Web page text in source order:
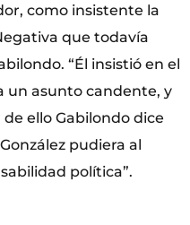
como insistente la
que todavía
“Él insistió en el
un asunto candente, y
ello Gabilondo dice
pudiera al
política”.